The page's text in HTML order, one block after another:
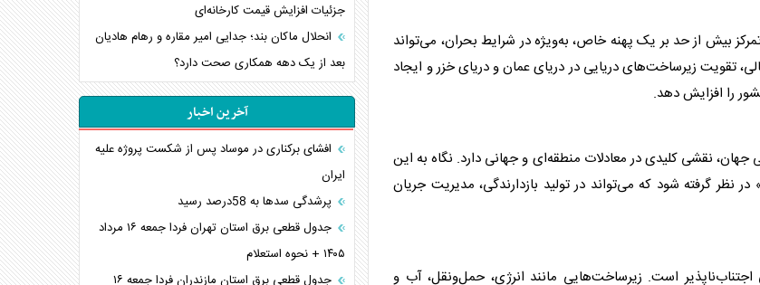
بیش از حد بر یک پهنه خاص، به‌ویژه در شرایط بحران، می‌تواند
تقویت زیرساخت‌های دریایی در دریای عمان و دریای خزر و ایجاد
را افزایش دهد.
جهان، نقشی کلیدی در معادلات منطقه‌ای و جهانی دارد. نگاه به این
نظر گرفته شود که می‌تواند در تولید بازدارندگی، مدیریت جریان
اجتناب‌ناپذیر است. زیرساخت‌هایی مانند انرژی، حمل‌ونقل، آب و
جزئیات افزایش قیمت کارخانه‌ای
انحلال ماکان بند؛ جدایی امیر مقاره و رهام هادیان
بعد از یک دهه همکاری صحت دارد؟
آخرین اخبار
افشای برکناری در موساد پس از شکست پروژه علیه
ایران
پرشدگی سدها به 58درصد رسید
جدول قطعی برق استان تهران فردا جمعه ۱۶ مرداد
۱۴۰۵ + نحوه استعلام
جدول قطعی برق استان مازندران فردا جمعه ۱۶